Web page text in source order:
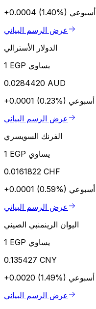
+0.0004 (1.40%) أسبوعي
عرض الرسم البياني
الدولار الأسترالي
1 EGP يساوي
0.0284420 AUD
+0.0001 (0.23%) أسبوعي
عرض الرسم البياني
الفرنك السويسري
1 EGP يساوي
0.0161822 CHF
+0.0001 (0.59%) أسبوعي
عرض الرسم البياني
اليوان الرينمنبي الصيني
1 EGP يساوي
0.135427 CNY
+0.0020 (1.49%) أسبوعي
عرض الرسم البياني